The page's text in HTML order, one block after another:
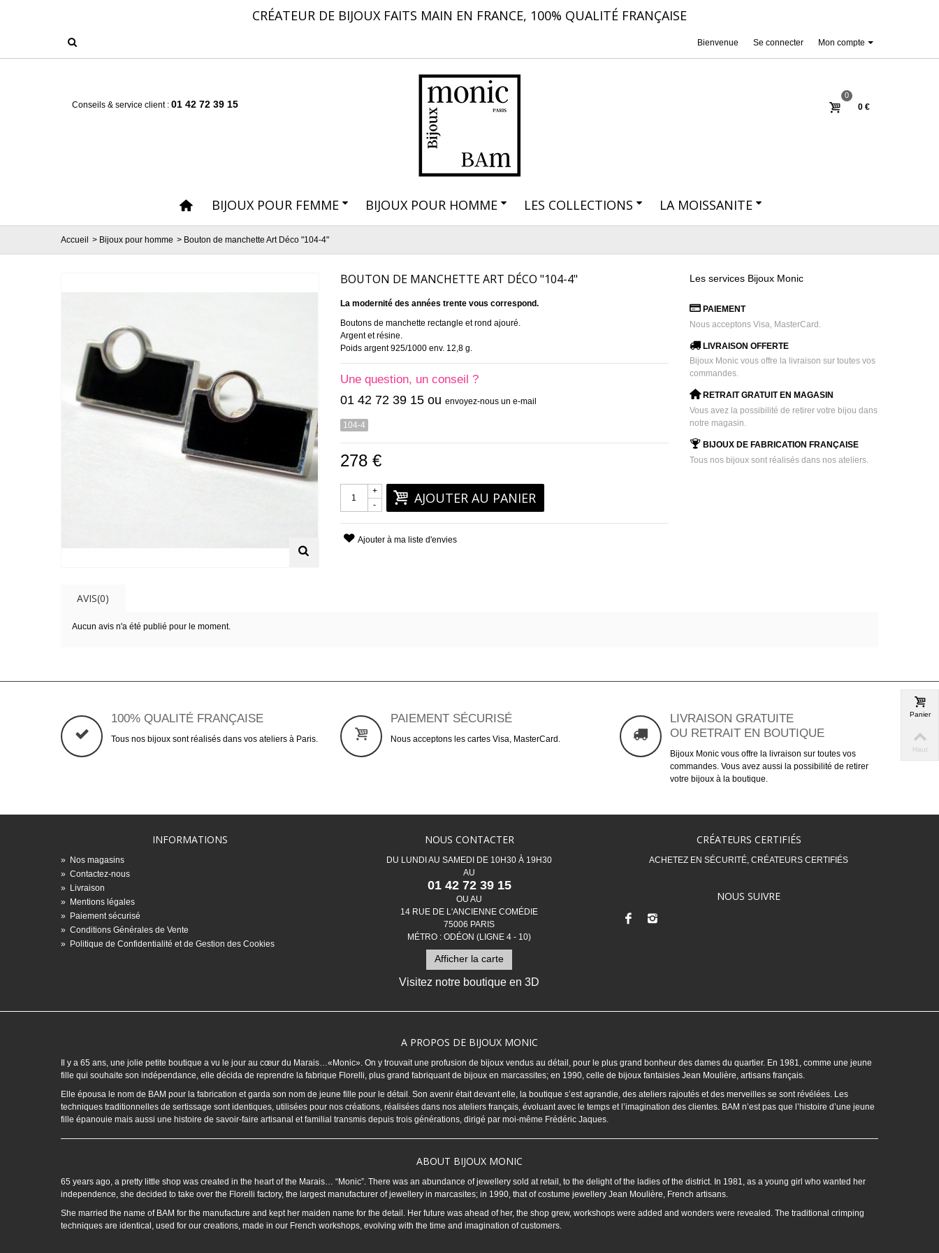
CRÉATEUR DE BIJOUX FAITS MAIN EN FRANCE, 100% QUALITÉ FRANÇAISE
Mon compte
Bienvenue Se connecter
Conseils & service client : 01 42 72 39 15
0
0 €
BIJOUX POUR FEMME BIJOUX POUR HOMME LES COLLECTIONS LA MOISSANITE
Accueil > Bijoux pour homme > Bouton de manchette Art Déco "104-4"
BOUTON DE MANCHETTE ART DÉCO "104-4"
La modernité des années trente vous correspond.
Boutons de manchette rectangle et rond ajouré.
Argent et résine.
Poids argent 925/1000 env. 12,8 g.
Une question, un conseil ?
01 42 72 39 15 ou envoyez-nous un e-mail
104-4
278 €
-
+ AJOUTER AU PANIER
Ajouter à ma liste d'envies
Les services Bijoux Monic
PAIEMENT
Nous acceptons Visa, MasterCard.
LIVRAISON OFFERTE
Bijoux Monic vous offre la livraison sur toutes vos
commandes.
RETRAIT GRATUIT EN MAGASIN
Vous avez la possibilité de retirer votre bijou dans
notre magasin.
BIJOUX DE FABRICATION FRANÇAISE
Tous nos bijoux sont réalisés dans nos ateliers.
AVIS(0)
Aucun avis n'a été publié pour le moment.
100% QUALITÉ FRANÇAISE
Tous nos bijoux sont réalisés dans vos ateliers à Paris.
PAIEMENT SÉCURISÉ
Nous acceptons les cartes Visa, MasterCard.
LIVRAISON GRATUITE
OU RETRAIT EN BOUTIQUE
Bijoux Monic vous offre la livraison sur toutes vos
commandes. Vous avez aussi la possibilité de retirer
votre bijoux à la boutique.
INFORMATIONS
»
Nos magasins
» Contactez-nous
»
Livraison
»
Mentions légales
»
Paiement sécurisé
» Conditions Générales de Vente
»
Politique de Confidentialité et de Gestion des Cookies
NOUS CONTACTER
DU LUNDI AU SAMEDI DE 10H30 À 19H30
AU
01 42 72 39 15
OU AU
14 RUE DE L'ANCIENNE COMÉDIE
75006 PARIS
MÉTRO : ODÉON (LIGNE 4 - 10)
Afficher la carte
Visitez notre boutique en 3D
CRÉATEURS CERTIFIÉS
ACHETEZ EN SÉCURITÉ, CRÉATEURS CERTIFIÉS
NOUS SUIVRE
A PROPOS DE BIJOUX MONIC
Il y a 65 ans, une jolie petite boutique a vu le jour au cœur du Marais…«Monic». On y trouvait une profusion de bijoux vendus au détail, pour le plus grand bonheur des dames du quartier. En 1981, comme une jeune
fille qui souhaite son indépendance, elle décida de reprendre la fabrique Florelli, plus grand fabriquant de bijoux en marcassites; en 1990, celle de bijoux fantaisies Jean Moulière, artisans français.
Elle épousa le nom de BAM pour la fabrication et garda son nom de jeune fille pour le détail. Son avenir était devant elle, la boutique s’est agrandie, des ateliers rajoutés et des merveilles se sont révélées. Les
techniques traditionnelles de sertissage sont identiques, utilisées pour nos créations, réalisées dans nos ateliers français, évoluant avec le temps et l’imagination des clientes. BAM n’est pas que l’histoire d’une jeune
fille épanouie mais aussi une histoire de savoir-faire artisanal et familial transmis depuis trois générations, dirigé par moi-même Frédéric Jaques.
ABOUT BIJOUX MONIC
65 years ago, a pretty little shop was created in the heart of the Marais… “Monic”. There was an abundance of jewellery sold at retail, to the delight of the ladies of the district. In 1981, as a young girl who wanted her
independence, she decided to take over the Florelli factory, the largest manufacturer of jewellery in marcasites; in 1990, that of costume jewellery Jean Moulière, French artisans.
She married the name of BAM for the manufacture and kept her maiden name for the detail. Her future was ahead of her, the shop grew, workshops were added and wonders were revealed. The traditional crimping
techniques are identical, used for our creations, made in our French workshops, evolving with the time and imagination of customers.
Panier
Haut